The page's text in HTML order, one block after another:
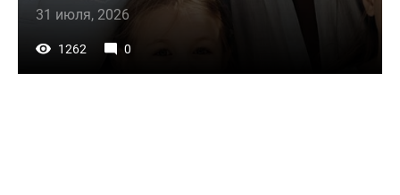
31 июля, 2026
1262 0